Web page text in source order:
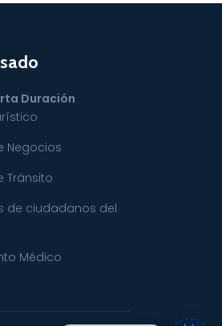
Duración
Negocios
Tránsito
de ciudadanos del
Médico